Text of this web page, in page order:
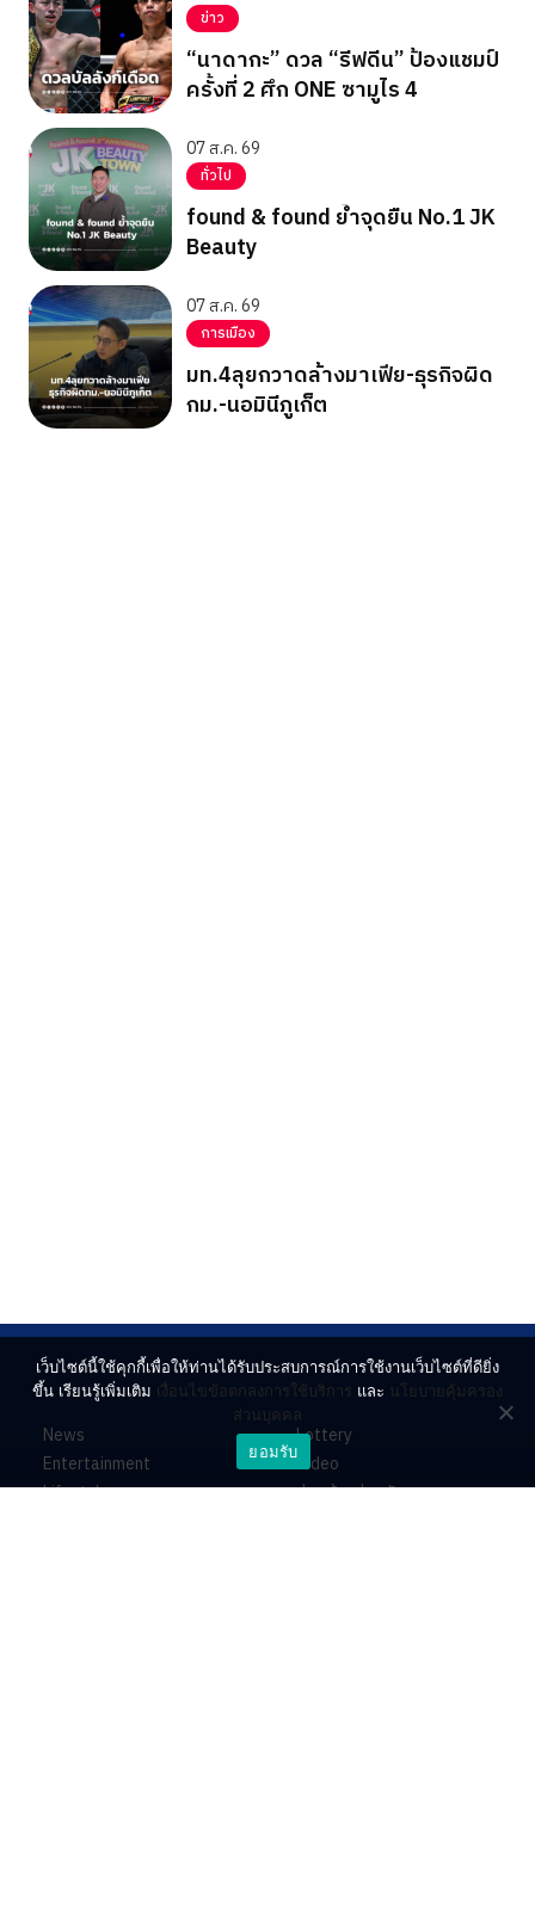
ข่าว
“นาดากะ” ดวล “รีฟดีน” ป้องแชมป์
ครั้งที่ 2 ศึก ONE ซามูไร 4
07 ส.ค. 69
ทั่วไป
found & found ย้ำจุดยืน No.1 JK
Beauty
07 ส.ค. 69
การเมือง
มท.4ลุยกวาดล้างมาเฟีย-ธุรกิจผิด
กม.-นอมินีภูเก็ต
News
Entertainment
Lifestyle
Lottery
Video
ร่วมด้วยช่วยกัน
เว็บไซต์นี้ใช้คุกกี้เพื่อให้ท่านได้รับประสบการณ์การใช้งานเว็บไซต์ที่ดียิ่ง
ขึ้น เรียนรู้เพิ่มเติม เงื่อนไขข้อตกลงการใช้บริการ และ นโยบายคุ้มครอง
ส่วนบุคคล
ยอมรับ